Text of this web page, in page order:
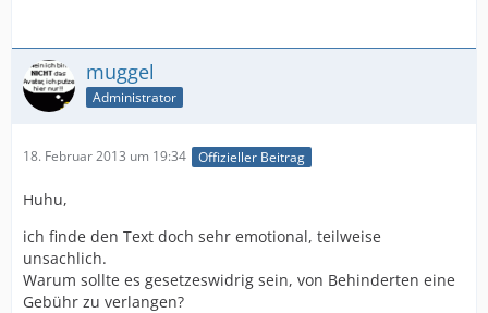
muggel
Administrator
18. Februar 2013 um 19:34 Offizieller Beitrag
Huhu,
ich finde den Text doch sehr emotional, teilweise
unsachlich.
Warum sollte es gesetzeswidrig sein, von Behinderten eine
Gebühr zu verlangen?